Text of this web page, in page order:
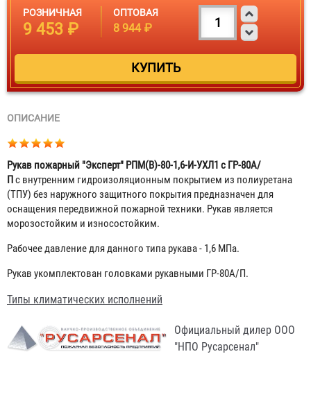
РОЗНИЧНАЯ
9 453 ₽
ОПТОВАЯ
8 944 ₽
ОПИСАНИЕ
Рукав пожарный "Эксперт" РПМ(В)-80-1,6-И-УХЛ1 с ГР-80А/
Пс внутренним гидроизоляционным покрытием из полиуретана
(ТПУ) без наружного защитного покрытия предназначен для
оснащения передвижной пожарной техники. Рукав является
морозостойким и износостойким.
Рабочее давление для данного типа рукава - 1,6 МПа.
Рукав укомплектован головками рукавными ГР-80А/П.
Типы климатических исполнений
Официальный дилер ООО
"НПО Русарсенал"